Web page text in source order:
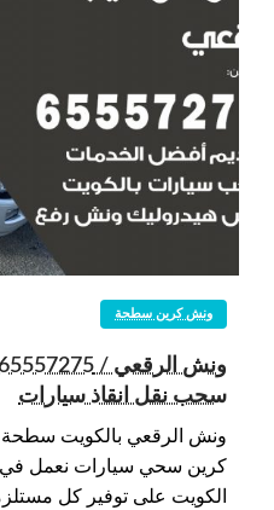
ونش كرين سطحة
سحب نقل انقاذ سيارات
ونش الرقعي بالكويت سطحة
كرين سحي سيارات نعمل
الكويت على توفير كل